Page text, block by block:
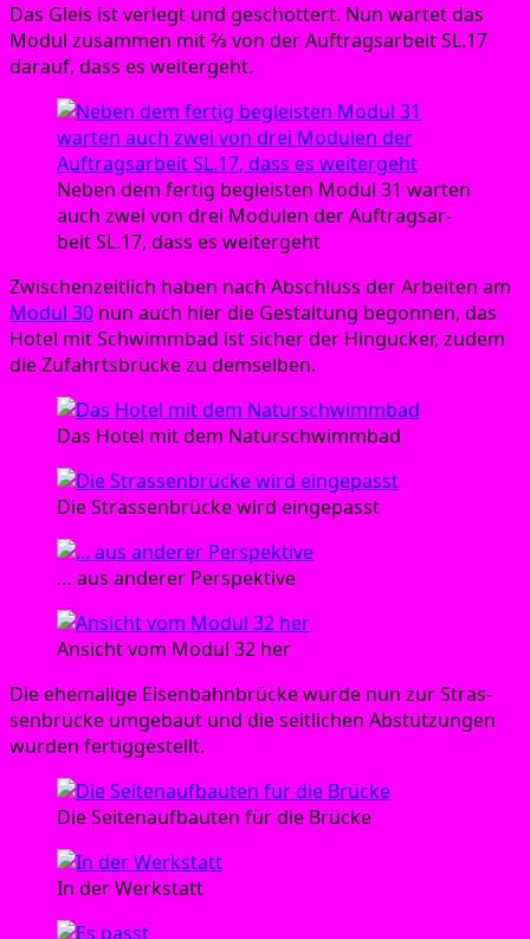
Das Gleis ist ver­legt und geschot­tert. Nun war­tet das
Modul zusam­men mit ⅔ von der Auf­trags­ar­beit SL.17
dar­auf, dass es weitergeht.
Neben dem fer­tig begleis­ten Modul 31 war­ten
auch zwei von drei Modu­len der Auf­trags­ar­
beit SL.17, dass es weitergeht
Zwi­schen­zeit­lich haben nach Abschluss der Arbei­ten am
Modul 30 nun auch hier die Gestal­tung begon­nen, das
Hotel mit Schwimm­bad ist sicher der Hin­gu­cker, zudem
die Zufahrts­brü­cke zu demselben.
Das Hotel mit dem Naturschwimmbad
Die Stras­sen­brü­cke wird eingepasst
… aus ande­rer Perspektive
Ansicht vom Modul 32 her
Die ehe­ma­li­ge Eisen­bahn­brü­cke wur­de nun zur Stras­
sen­brü­cke umge­baut und die seit­li­chen Abstüt­zun­gen
wur­den fertiggestellt.
Die Sei­ten­auf­bau­ten für die Brücke
In der Werkstatt